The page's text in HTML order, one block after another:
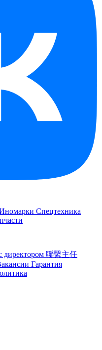
Спецтехника
директором 聯繫主任
Гарантия